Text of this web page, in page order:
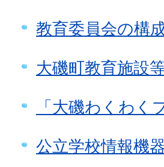
教育委員会の構
大磯町教育施設
「大磯わくわく
公立学校情報機